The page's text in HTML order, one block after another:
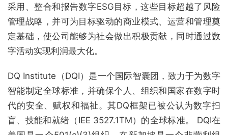
采用、整合和报告数字ESG目标，这些目标超越了风险
管理战略，并可为目标驱动的商业模式、运营和管理奠
定基础，使公司能够为社会做出积极贡献，同时通过数
字活动实现利润最大化。
DQ Institute（DQI）是一个国际智囊团，致力于为数字
智能制定全球标准，并确保个人、组织和国家在数字时
代的安全、赋权和福祉。其DQ框架已被公认为数字扫
盲、技能和就绪（IEE 3527.1TM）的全球标准。 DQI在